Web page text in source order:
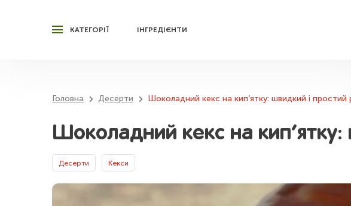
КАТЕГОРІЇ ІНГРЕДІЄНТИ
Головна Десерти Шоколадний кекс на кип’ятку: швидкий і простий
Шоколадний кекс на
Десерти Кекси